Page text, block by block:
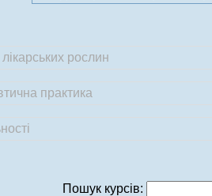
рослин
практика
Пошук курсів: